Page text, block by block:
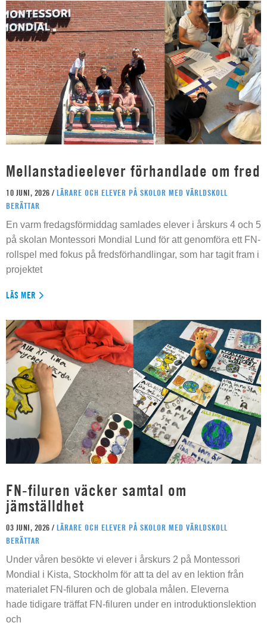
Mellanstadieelever förhandlade om fred
10 JUNI, 2026 / LÄRARE OCH ELEVER PÅ SKOLOR MED VÄRLDSKOLL
BERÄTTAR
En varm fredagsförmiddag samlades elever i årskurs 4 och 5
på skolan Montessori Mondial Lund för att genomföra ett FN-
rollspel med fokus på fredsförhandlingar, som har tagit fram i
projektet
LÄS MER
FN-filuren väcker samtal om
jämställdhet
03 JUNI, 2026 / LÄRARE OCH ELEVER PÅ SKOLOR MED VÄRLDSKOLL
BERÄTTAR
Under våren besökte vi elever i årskurs 2 på Montessori
Mondial i Kista, Stockholm för att ta del av en lektion från
materialet FN-filuren och de globala målen. Eleverna
hade tidigare träffat FN-filuren under en introduktionslektion
och